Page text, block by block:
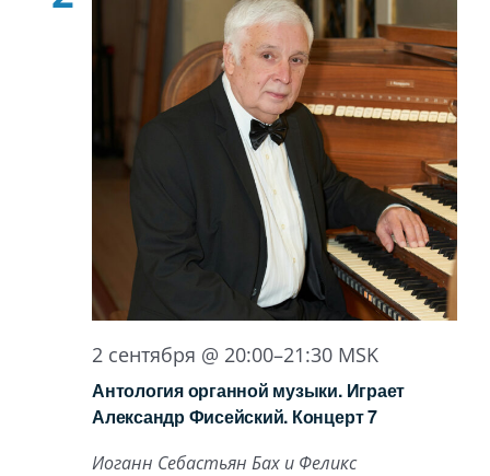
2 сентября @ 20:00–21:30 MSK
Антология органной музыки. Играет
Александр Фисейский. Концерт 7
Иоганн Себастьян Бах и Феликс